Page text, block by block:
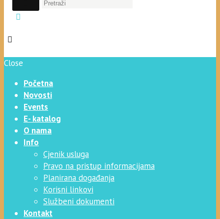
Close
Početna
Novosti
Events
E- katalog
O nama
Info
Cjenik usluga
Pravo na pristup informacijama
Planirana događanja
Korisni linkovi
Službeni dokumenti
Kontakt